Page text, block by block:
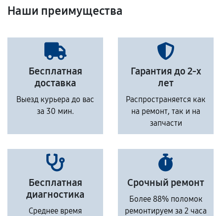
Наши преимущества
Бесплатная
доставка
Выезд курьера до вас
за 30 мин.
Гарантия до 2-х
лет
Распространяется как
на ремонт, так и на
запчасти
Бесплатная
диагностика
Среднее время
Срочный ремонт
Более 88% поломок
ремонтируем за 2 часа